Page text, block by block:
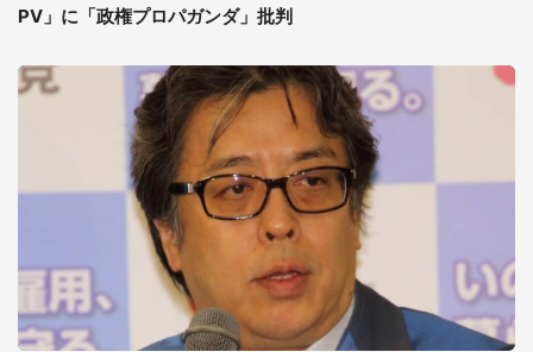
PV」に「政権プロパガンダ」批判